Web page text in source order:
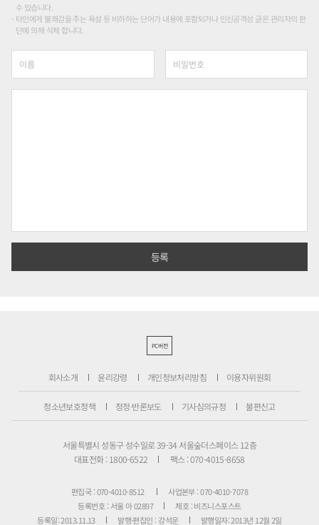
수 있습니다.
타인에게 불쾌감을 주는 욕설 등 비하하는 단어가 내용에 포함되거나 인신공격성 글은 관리자의 판
단에 의해 삭제 합니다.
PC버전
회사소개 윤리강령 개인정보처리방침 이용자위원회
청소년보호정책 정정·반론보도 기사심의규정 불편신고
서울특별시 성동구 성수일로 39-34 서울숲더스페이스 12층
대표전화 : 1800-6522
팩스 : 070-4015-8658
편집국 : 070-4010-8512
사업본부 : 070-4010-7078
등록번호 : 서울 아 02897
제호 : 비즈니스포스트
등록일: 2013.11.13
발행·편집인 : 강석운 발행일자: 2013년 12월 2일